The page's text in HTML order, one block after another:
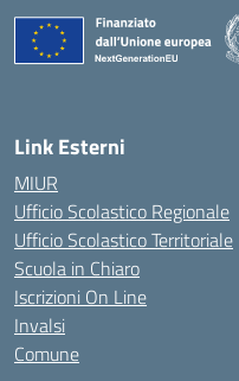
Link Esterni
MIUR
Ufficio Scolastico Regionale
Ufficio Scolastico Territoriale
Scuola in Chiaro
Iscrizioni On Line
Invalsi
Comune